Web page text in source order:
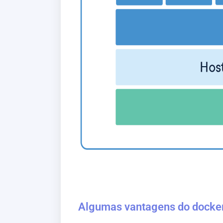
Algumas vantagens do